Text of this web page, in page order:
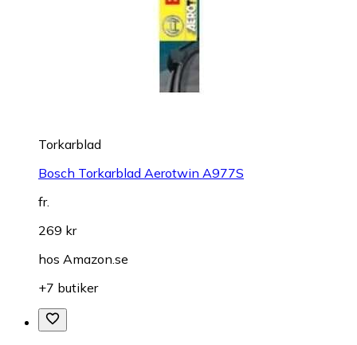
Torkarblad
Bosch Torkarblad Aerotwin A977S
fr.
269 kr
hos Amazon.se
+7 butiker